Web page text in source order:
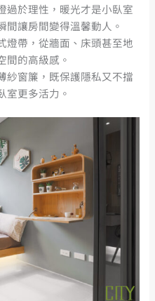
過於理性，暖光才是小臥室
間讓房間變得溫馨動人。
燈帶，從牆面、床頭甚至地
間的高級感。
紗窗簾，既保護隱私又不擋
室更多活力。